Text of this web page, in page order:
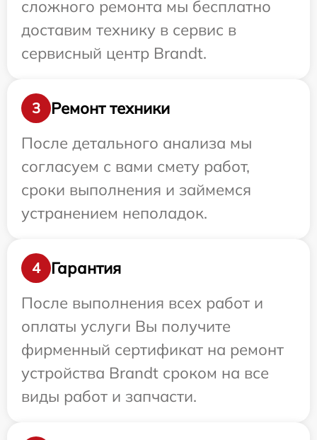
сложного ремонта мы бесплатно
доставим технику в сервис в
сервисный центр Brandt.
3
Ремонт техники
После детального анализа мы
согласуем с вами смету работ,
сроки выполнения и займемся
устранением неполадок.
4
Гарантия
После выполнения всех работ и
оплаты услуги Вы получите
фирменный сертификат на ремонт
устройства Brandt сроком на все
виды работ и запчасти.